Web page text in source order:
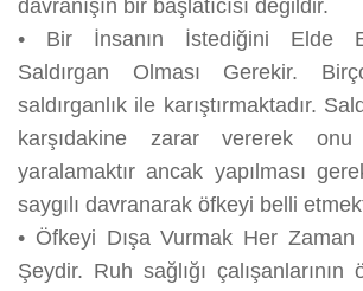
davranışın bir başlatıcısı değildir.
•
Bir İnsanın İstediğini Elde
Saldırgan Olması Gerekir.
saldırganlık ile karıştırmaktadır.
karşıdakine zarar vererek
yaralamaktır ancak yapılması
saygılı davranarak öfkeyi belli
• Öfkeyi Dışa Vurmak Her
Şeydir. Ruh sağlığı çalışanlarının